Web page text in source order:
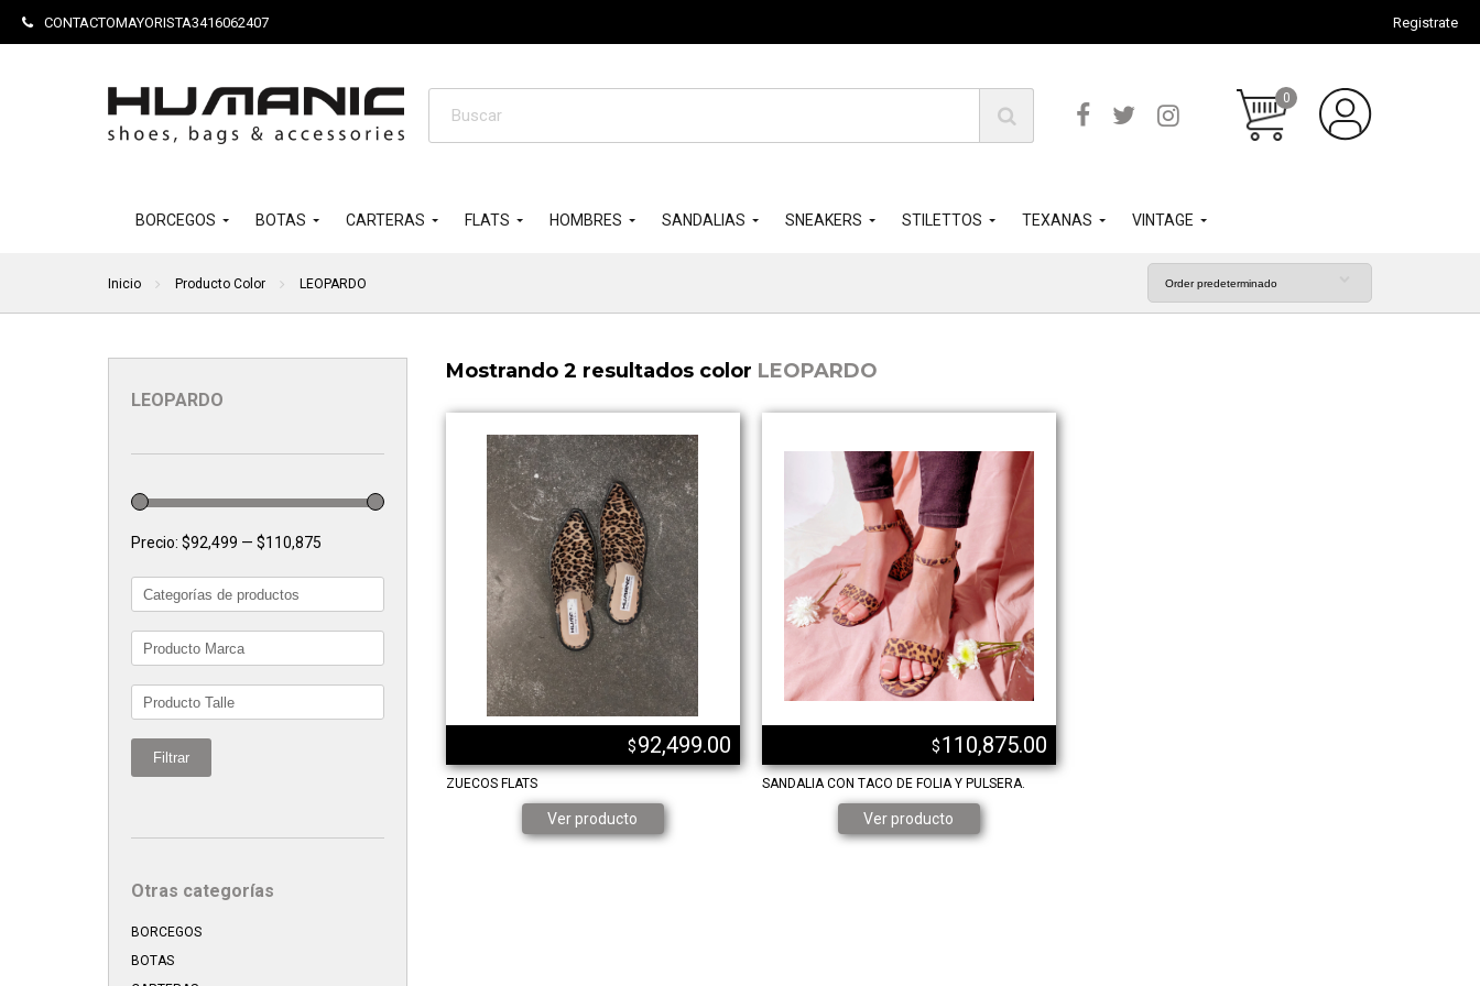
CONTACTOMAYORISTA3416062407 Registrate
Búsqueda
0
BORCEGOS BOTAS CARTERAS FLATS HOMBRES SANDALIAS SNEAKERS STILETTOS TEXANAS VINTAGE
Inicio Producto Color LEOPARDO
LEOPARDO
Precio: $92,499 — $110,875
Filtrar
Otras categorías
BORCEGOS
BOTAS
Mostrando 2 resultados color LEOPARDO
$92,499.00
ZUECOS FLATS
Ver producto
$110,875.00
SANDALIA CON TACO DE FOLIA Y PULSERA.
Ver producto